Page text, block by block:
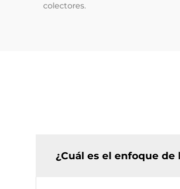
colectores.
¿Cuál es el enfoque